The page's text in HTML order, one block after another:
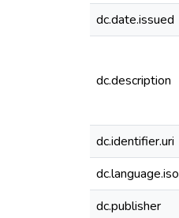
dc.date.issued
dc.description
dc.identifier.uri
dc.language.iso
dc.publisher